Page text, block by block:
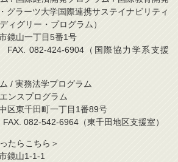
グラーツ大学国際連携サステイナビリティ
ィグリー・プログラム）
鏡山一丁目5番1号
082-424-6904（国際協力学系支援
/ 実務法学プログラム
ンスプログラム
区東千田町一丁目1番89号
082-542-6964（東千田地区支援室）
たらこちら＞
鏡山1-1-1